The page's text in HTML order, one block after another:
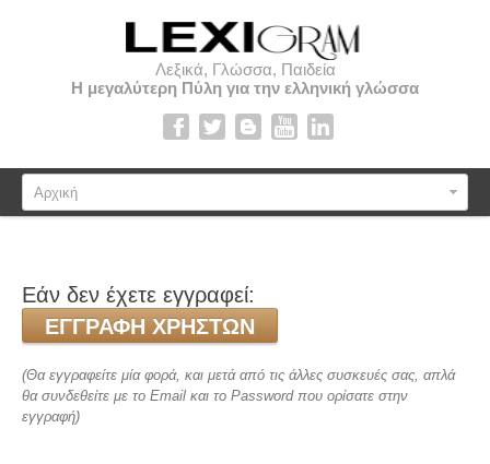
Λεξικά, Γλώσσα, Παιδεία
Η μεγαλύτερη Πύλη για την ελληνική γλώσσα
Αρχική
Εάν δεν έχετε εγγραφεί:
ΕΓΓΡΑΦΉ ΧΡΗΣΤΏΝ
(Θα εγγραφείτε μία φορά, και μετά από τις άλλες συσκευές σας, απλά
θα συνδεθείτε με το Email και το Password που ορίσατε στην
εγγραφή)